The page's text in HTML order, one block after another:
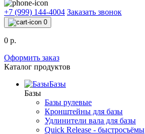
+7 (999) 144-4004 Заказать звонок
0
0 р.
Оформить заказ
Каталог продуктов
Базы
Базы
Базы рулевые
Кронштейны для базы
Удлинители вала для базы
Quick Release - быстросъёмы